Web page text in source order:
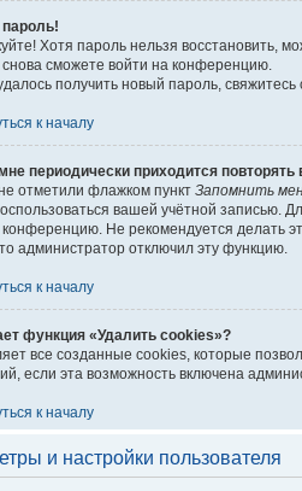
Хотя пароль нельзя восстановить,
сможете войти на конференцию.
получить новый пароль,
к началу
периодически приходится повторять
отметили флажком пункт Запомнить
вашей учётной записью.
Не рекомендуется делать
администратор отключил эту функцию.
к началу
функция «Удалить cookies»?
все созданные cookies, которые
если эта возможность включена
к началу
и настройки пользователя